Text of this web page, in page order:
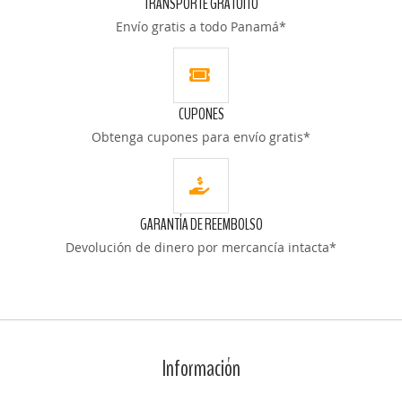
DESEOS
Envío gratis a todo Panamá*
CUPONES
Obtenga cupones para envío gratis*
GARANTÍA DE REEMBOLSO
Devolución de dinero por mercancía intacta*
Información